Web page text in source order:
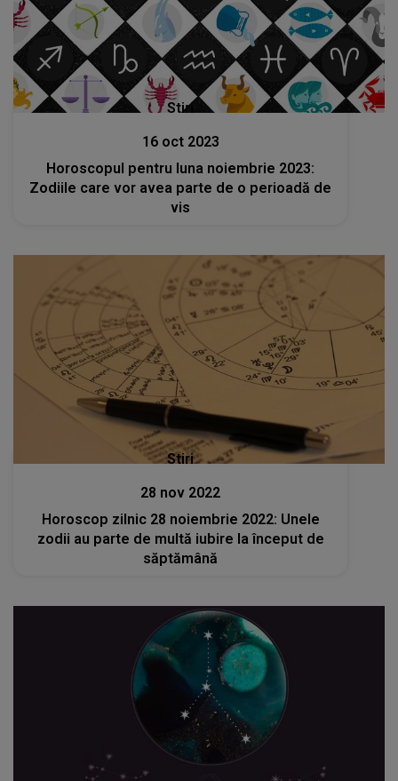
Stiri
16 oct 2023
Horoscopul pentru luna noiembrie 2023:
Zodiile care vor avea parte de o perioadă de
vis
Stiri
28 nov 2022
Horoscop zilnic 28 noiembrie 2022: Unele
zodii au parte de multă iubire la început de
săptămână